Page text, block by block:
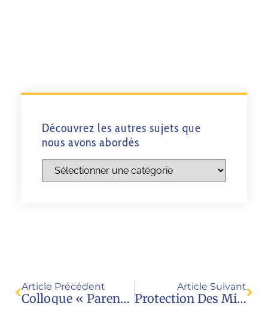
Découvrez les autres sujets que
nous avons abordés
Article Précédent
Colloque « Parents 1ers Et Principaux Éducateurs », Le 13 Juin 2025 À Paris
Article Suivant
Protection Des Mineurs Contre La Pornographie, Enfin Des Avancées